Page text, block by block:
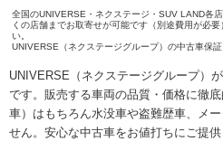
全国のUNIVERSE・ネクステージ・SUV LAND各
くの店舗までお取寄せが可能です（別途費用が必
い。
UNIVERSE（ネクステージグループ）の中古車保
UNIVERSE（ネクステージグループ）
です。販売する車両の品質・価格に徹
車）はもちろん水没車や盗難歴車、メ
せん。安心な中古車をお値打ちにご提